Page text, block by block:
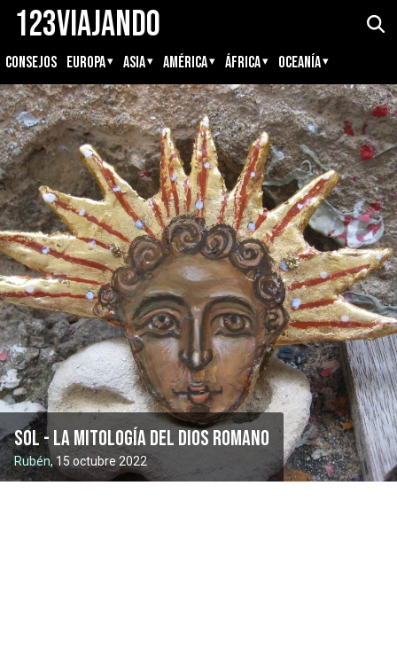
123Viajando
CONSEJOS EUROPA ASIA AMÉRICA ÁFRICA OCEANÍA
Sol - la mitología del dios romano
Rubén, 15 octubre 2022